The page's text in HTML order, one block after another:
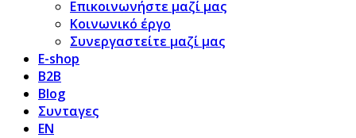
Επικοινωνήστε μαζί μας
Κοινωνικό έργο
Συνεργαστείτε μαζί μας
E-shop
B2B
Blog
Συνταγες
EN